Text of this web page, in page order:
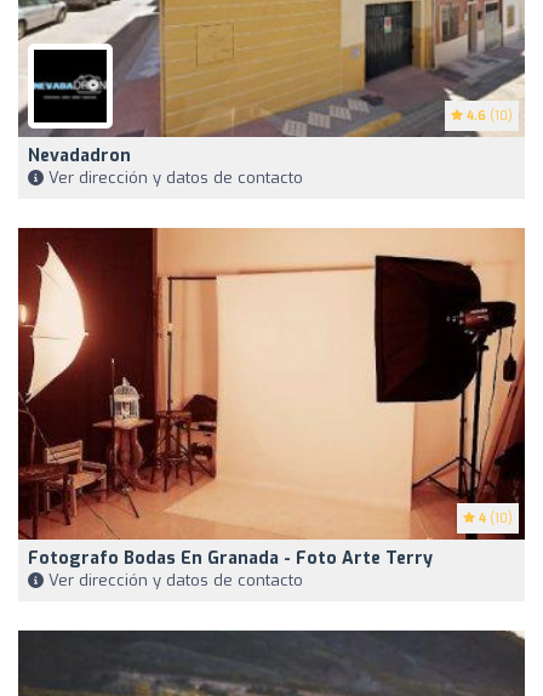
4.6 (10)
Nevadadron
Ver dirección y datos de contacto
4 (10)
Fotografo Bodas En Granada - Foto Arte Terry
Ver dirección y datos de contacto